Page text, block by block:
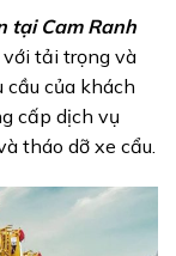
tại Cam Ranh
tải trọng và
cầu của khách
cấp dịch vụ
tháo dỡ xe cẩu.